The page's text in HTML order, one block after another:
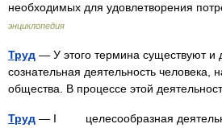
необходимых для удовлетворения
энциклопедия
Труд — У этого термина существуют и
сознательная деятельность человека,
общества. В процессе этой
Труд — I целесообразная